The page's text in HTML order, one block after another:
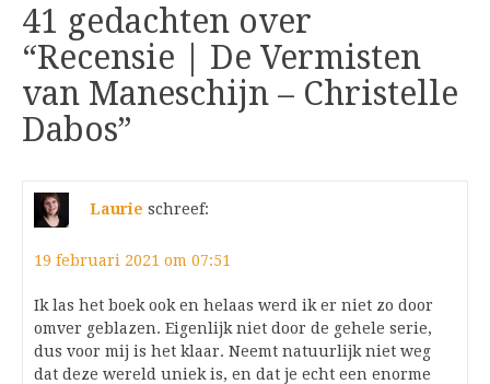
41 gedachten over
“Recensie | De Vermisten
van Maneschijn – Christelle
Dabos”
Laurie schreef:
19 februari 2021 om 07:51
Ik las het boek ook en helaas werd ik er niet zo door
omver geblazen. Eigenlijk niet door de gehele serie,
dus voor mij is het klaar. Neemt natuurlijk niet weg
dat deze wereld uniek is, en dat je echt een enorme